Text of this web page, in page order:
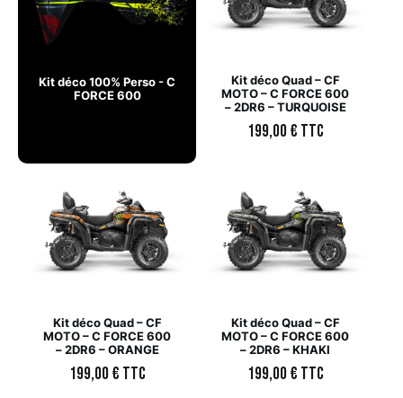
Kit déco 100% Perso - C
FORCE 600
Kit déco Quad – CF
MOTO – C FORCE 600
– 2DR6 – TURQUOISE
199,00€ TTC
Kit déco Quad – CF
MOTO – C FORCE 600
– 2DR6 – ORANGE
199,00€ TTC
Kit déco Quad – CF
MOTO – C FORCE 600
– 2DR6 – KHAKI
199,00€ TTC